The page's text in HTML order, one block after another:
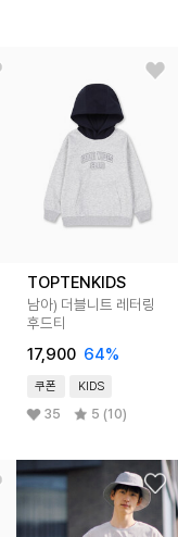
TOPTENKIDS
남아) 더블니트 레터링
후드티
17,900 64%
쿠폰 KIDS
35 5 (10)